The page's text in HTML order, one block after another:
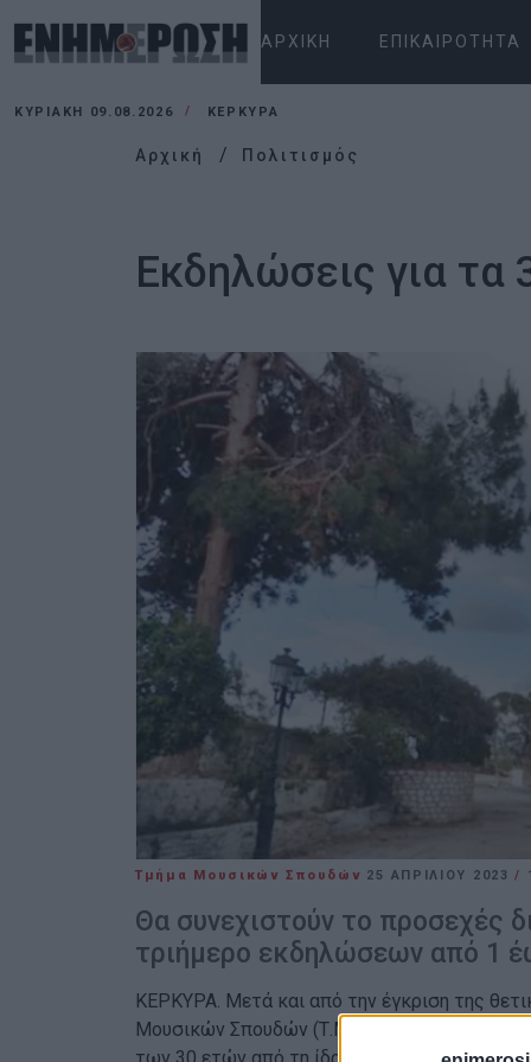
ΑΡΧΙΚΉ ΕΠΙΚΑΙΡΌΤΗΤΑ
ΚΥΡΙΑΚΉ 09.08.2026 ΚΕΡΚΥΡΑ
Αρχική Πολιτισμός
Εκδηλώσεις για
Τμήμα Μουσικών Σπουδών 25 ΑΠΡΙΛΊΟΥ 2023/
Θα συνεχιστούν το προσεχές
τριήμερο εκδηλώσεων από 1
ΚΕΡΚΥΡΑ. Μετά και από την έγκριση της
Μουσικών Σπουδών (Τ.Μ.Σ.) του Ιονίου